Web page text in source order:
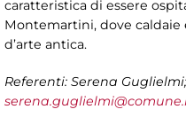
caratteristica di essere
Montemartini, dove caldaie
d’arte antica.
Referenti: Serena